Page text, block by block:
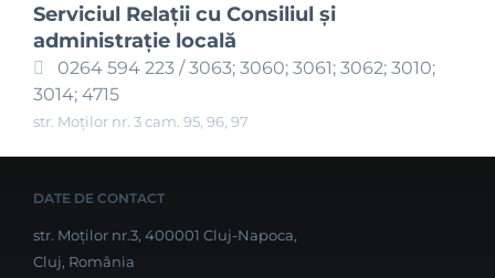
Serviciul Relaţii cu Consiliul şi
administraţie locală
0264 594 223 / 3063; 3060; 3061; 3062; 3010;
3014; 4715
str. Moților nr. 3 cam. 95, 96, 97
DATE DE CONTACT
str. Moților nr.3, 400001 Cluj-Napoca,
Cluj, România